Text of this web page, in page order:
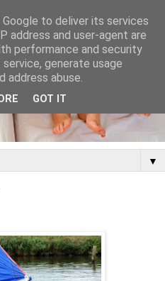
▼
to deliver its services
address and user-agent are
performance and security
generate usage
abuse.
GOT IT